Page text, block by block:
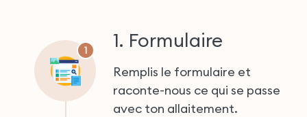
1 1. Formulaire
Remplis le formulaire et
raconte-nous ce qui se passe
avec ton allaitement.